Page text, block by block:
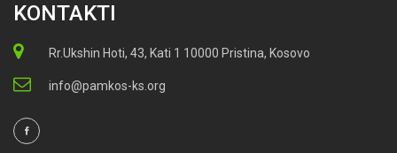
KONTAKTI
Rr.Ukshin Hoti, 43, Kati 1 10000 Pristina, Kosovo
info@pamkos-ks.org